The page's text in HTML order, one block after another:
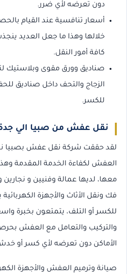
دون تعرضه لأي ضرر.
أسعار تنافسية عند القيام
خلالها وهذا ما جعل العديد
كافة أمور النقل.
صناديق وورق مقوى
الزجاج والتحف داخل صناديق
للكسر.
نقل عفش من صبيا الي
لقد حققت شركة نقل عفش بصبيا
العفش لكفاءة الخدمة المقدمة
معها، لديها عمالة وفنيين و نجارين
فك ونقل الأثاث والأجهزة
للكسر أو التلف، يتمتعون بخبرة
والتركيب والتعامل مع العفش
الأماكن دون تعرضه لأي كسر أو
صيانة وترميم العفش والأجهزة